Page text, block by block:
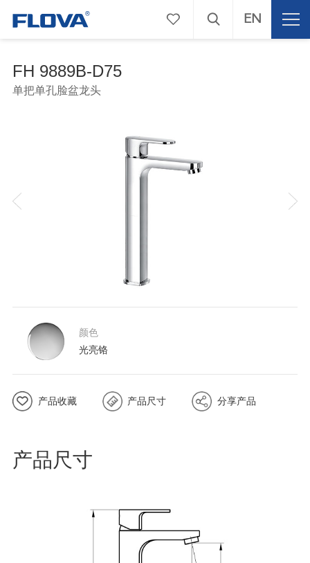
EN
FH 9889B-D75
单把单孔脸盆龙头
颜色
光亮铬
产品收藏 产品尺寸 分享产品
产品尺寸